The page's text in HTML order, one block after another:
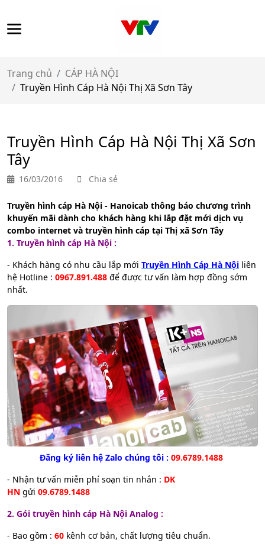
Trang chủ
CÁP HÀ NỘI
Truyền Hình Cáp Hà Nội Thị Xã Sơn Tây
Truyền Hình Cáp Hà Nội Thị Xã Sơn
Tây
16/03/2016 Chia sẻ
Truyền hình cáp Hà Nội - Hanoicab thông báo chương trình
khuyến mãi dành cho khách hàng khi lắp đặt mới dịch vụ
combo internet và truyền hình cáp tại Thị xã Sơn Tây
1. Truyền hình cáp Hà Nội :
- Khách hàng có nhu cầu lắp mới Truyền Hình Cáp Hà Nội liên
hệ Hotline : 0967.891.488 để được tư vấn làm hợp đồng sớm
nhất.
Đăng ký liên hệ Zalo chúng tôi : 09.6789.1488
- Nhận tư vấn miễn phí soạn tin nhắn : DK
HN gửi 09.6789.1488
2. Gói truyền hình cáp Hà Nội Analog :
- Bao gồm : 60 kênh cơ bản, chất lượng tiêu chuẩn.